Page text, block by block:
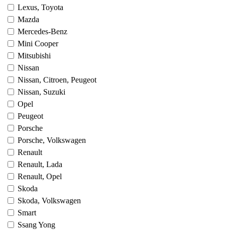
Lexus, Toyota
Mazda
Mercedes-Benz
Mini Cooper
Mitsubishi
Nissan
Nissan, Citroen, Peugeot
Nissan, Suzuki
Opel
Peugeot
Porsche
Porsche, Volkswagen
Renault
Renault, Lada
Renault, Opel
Skoda
Skoda, Volkswagen
Smart
Ssang Yong